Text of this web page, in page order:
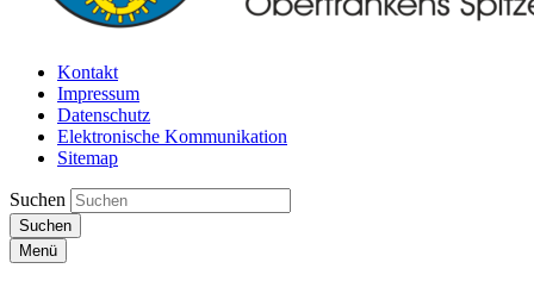
Kontakt
Impressum
Datenschutz
Elektronische Kommunikation
Sitemap
Suchen
Suchen
Menü